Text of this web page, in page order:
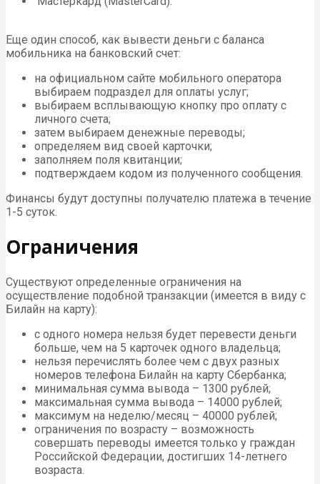
Еще один способ, как вывести деньги с баланса
мобильника на банковский счет:
на официальном сайте мобильного оператора
выбираем подраздел для оплаты услуг;
выбираем всплывающую кнопку про оплату с
личного счета;
затем выбираем денежные переводы;
определяем вид своей карточки;
заполняем поля квитанции;
подтверждаем кодом из полученного сообщения.
Финансы будут доступны получателю платежа в течение
1-5 суток.
Ограничения
Существуют определенные ограничения на
осуществление подобной транзакции (имеется в виду с
Билайн на карту):
с одного номера нельзя будет перевести деньги
больше, чем на 5 карточек одного владельца;
нельзя перечислять более чем с двух разных
номеров телефона Билайн на карту Сбербанка;
минимальная сумма вывода – 1300 рублей;
максимальная сумма вывода – 14000 рублей;
максимум на неделю/месяц – 40000 рублей;
ограничения по возрасту – возможность
совершать переводы имеется только у граждан
Российской Федерации, достигших 14-летнего
возраста.